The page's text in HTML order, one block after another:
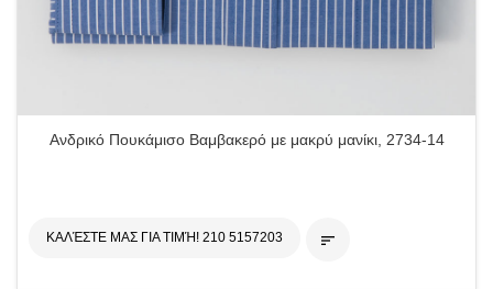
Ανδρικό Πουκάμισο Βαμβακερό με μακρύ μανίκι, 2734-14
ΚΑΛΈΣΤΕ ΜΑΣ ΓΙΑ ΤΙΜΉ! 210 5157203 